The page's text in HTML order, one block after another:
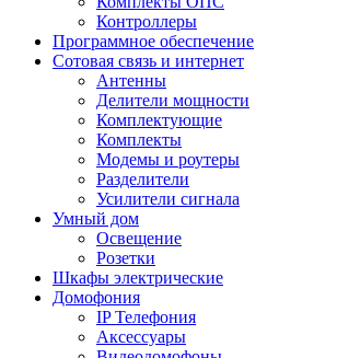
Контроллеры
Программное обеспечение
Сотовая связь и интернет
Антенны
Делители мощности
Комплектующие
Комплекты
Модемы и роутеры
Разделители
Усилители сигнала
Умный дом
Освещение
Розетки
Шкафы электрические
Домофония
IP Телефония
Аксессуары